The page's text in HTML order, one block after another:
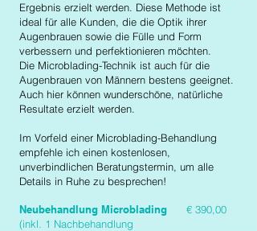
Ergebnis erzielt werden. Diese Methode ist
ideal für alle Kunden, die die Optik ihrer
Augenbrauen sowie die Fülle und Form
verbessern und perfektionieren möchten.
Die Microblading-Technik ist auch für die
Augenbrauen von Männern bestens geeignet.
Auch hier können wunderschöne, natürliche
Resultate erzielt werden.
Im Vorfeld einer Microblading-Behandlung
empfehle ich einen kostenlosen,
unverbindlichen Beratungstermin, um alle
Details in Ruhe zu besprechen!
Neubehandlung Microblading
(inkl. 1 Nachbehandlung
€ 390,00